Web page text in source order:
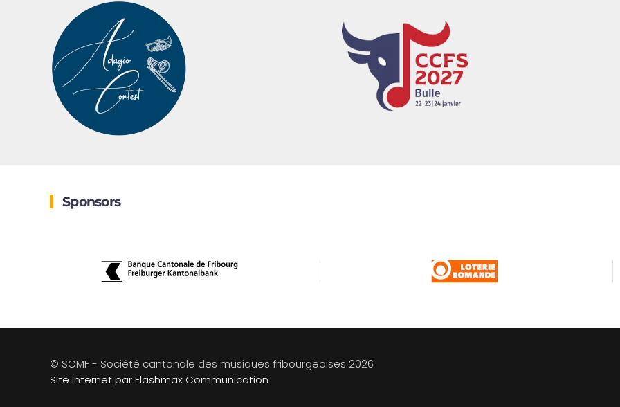
Sponsors
© SCMF - Société cantonale des musiques fribourgeoises 2026
Site internet par Flashmax Communication